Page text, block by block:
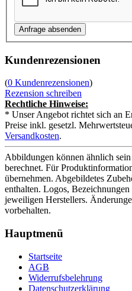
Kundenrezensionen
(0 Kundenrezensionen)
Rezension schreiben
Rechtliche Hinweise:
* Unser Angebot richtet sich an
Preise inkl. gesetzl.
Versandkosten.
Abbildungen können ähnlich
berechnet. Für
übernehmen. Abgebildetes
enthalten. Logos,
jeweiligen Herstellers.
vorbehalten.
Hauptmenü
Startseite
AGB
Widerrufsbelehrung
Datenschutzerklärung